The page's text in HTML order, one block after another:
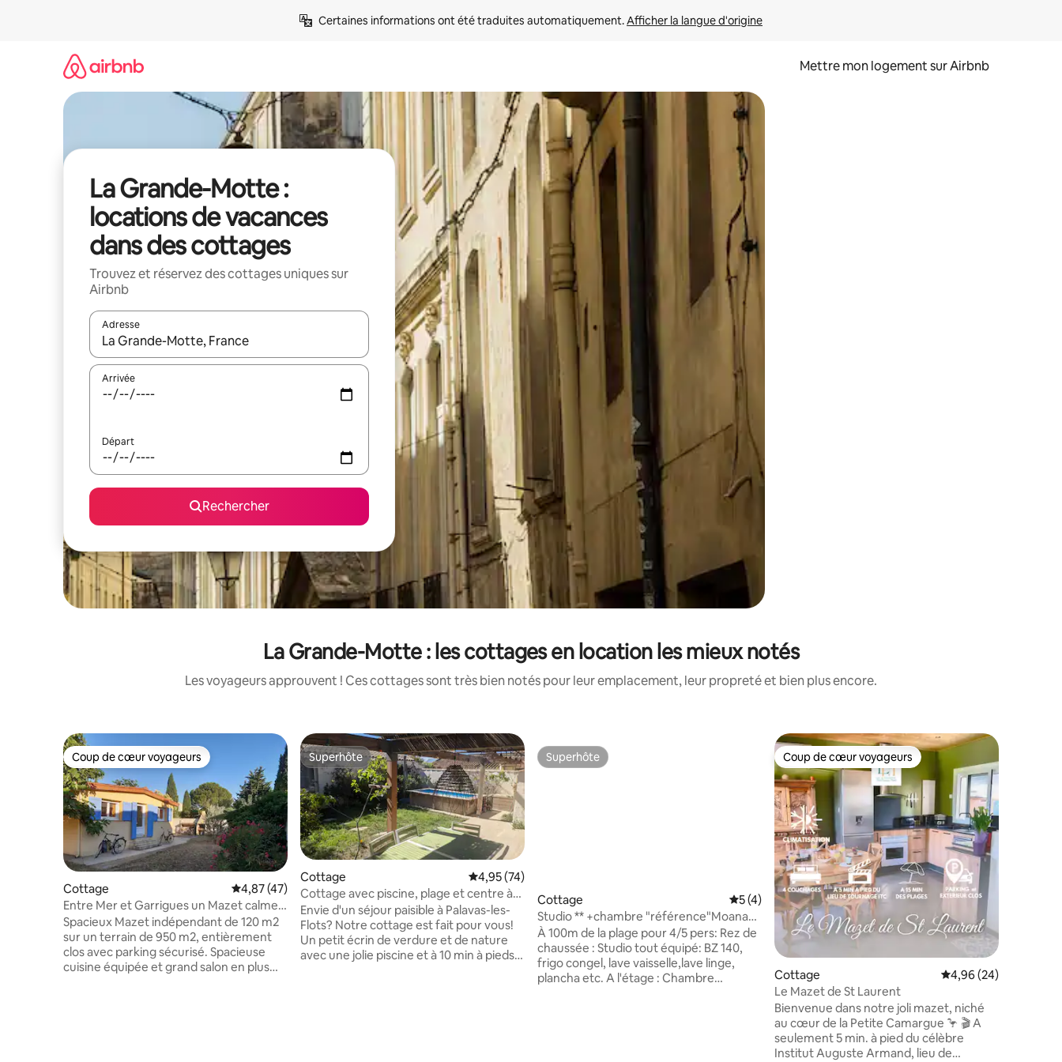
Certaines informations ont été traduites automatiquement. Afficher la langue d'origine
Mettre mon logement sur Airbnb
La Grande-Motte :
locations de vacances
dans des cottages
Trouvez et réservez des cottages uniques sur
Airbnb
Adresse
Lorsque les résultats s'affichent, utilisez les flèches vers le haut et vers le bas pour les parcourir ou en appuyant et en faisant glisser.
Arrivée
Départ
Rechercher
La Grande-Motte : les cottages en location les mieux notés
Les voyageurs approuvent ! Ces cottages sont très bien notés pour leur emplacement, leur propreté et bien plus encore.
Coup de cœur voyageurs
Coup de cœur voyageurs
Cottage Évaluation moyenne sur la base de 47 commentaires : 4,87 sur 5
4,87 (47)
Entre Mer et Garrigues un Mazet calme
et reposant
Spacieux Mazet indépendant de 120 m2
sur un terrain de 950 m2, entièrement
clos avec parking sécurisé. Spacieuse
cuisine équipée et grand salon en plus
Superhôte
Superhôte
Cottage Évaluation moyenne sur la base de 74 commentaires : 4,95 sur 5
4,95 (74)
Cottage avec piscine, plage et centre à
10 min
Envie d'un séjour paisible à Palavas-les-
Flots? Notre cottage est fait pour vous!
Un petit écrin de verdure et de nature
avec une jolie piscine et à 10 min à pieds
Superhôte
Superhôte
Cottage Évaluation moyenne sur la base de 4 commentaires : 5 sur 5
5 (4)
Studio ** +chambre "référence"Moana
Fae
À 100m de la plage pour 4/5 pers: Rez de
chaussée : Studio tout équipé: BZ 140,
frigo congel, lave vaisselle,lave linge,
plancha etc. A l'étage : Chambre
Coup de cœur voyageurs
Coup de cœur voyageurs
Cottage Évaluation moyenne
4,96 (24)
Le Mazet de St Laurent
Bienvenue dans notre joli mazet, niché
au cœur de la Petite Camargue 🦩 🎬 A
seulement 5 min. à pied du célèbre
Institut Auguste Armand, lieu de